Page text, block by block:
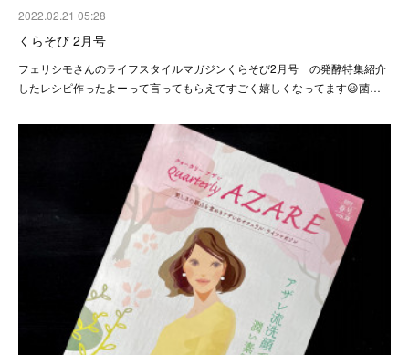
2022.02.21 05:28
くらそび 2月号
フェリシモさんのライフスタイルマガジンくらそび2月号 の発酵特集紹介
したレシピ作ったよーって言ってもらえてすごく嬉しくなってます😃菌…